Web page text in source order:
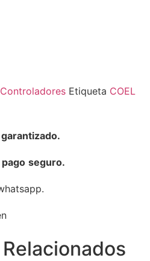
Controladores Etiqueta COEL
garantizado.
pago seguro.